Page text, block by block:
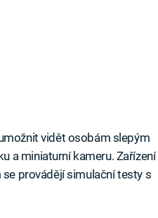
vidět osobám slepým
a miniaturní kameru. Zařízení
se provádějí simulační testy s